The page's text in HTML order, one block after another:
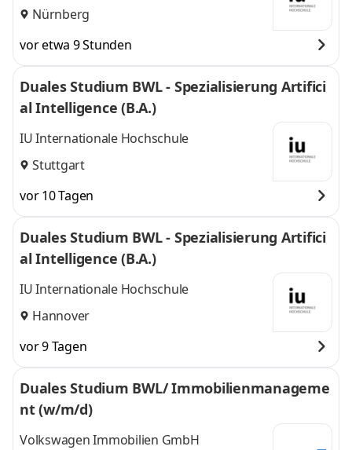
Nürnberg
vor etwa 9 Stunden
Duales Studium BWL - Spezialisierung Artifici
al Intelligence (B.A.)
IU Internationale Hochschule
Stuttgart
vor 10 Tagen
Duales Studium BWL - Spezialisierung Artifici
al Intelligence (B.A.)
IU Internationale Hochschule
Hannover
vor 9 Tagen
Duales Studium BWL/ Immobilienmanageme
nt (w/m/d)
Volkswagen Immobilien GmbH